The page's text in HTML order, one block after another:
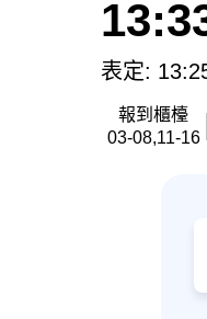
表定:
報到櫃檯
03-08,11-16